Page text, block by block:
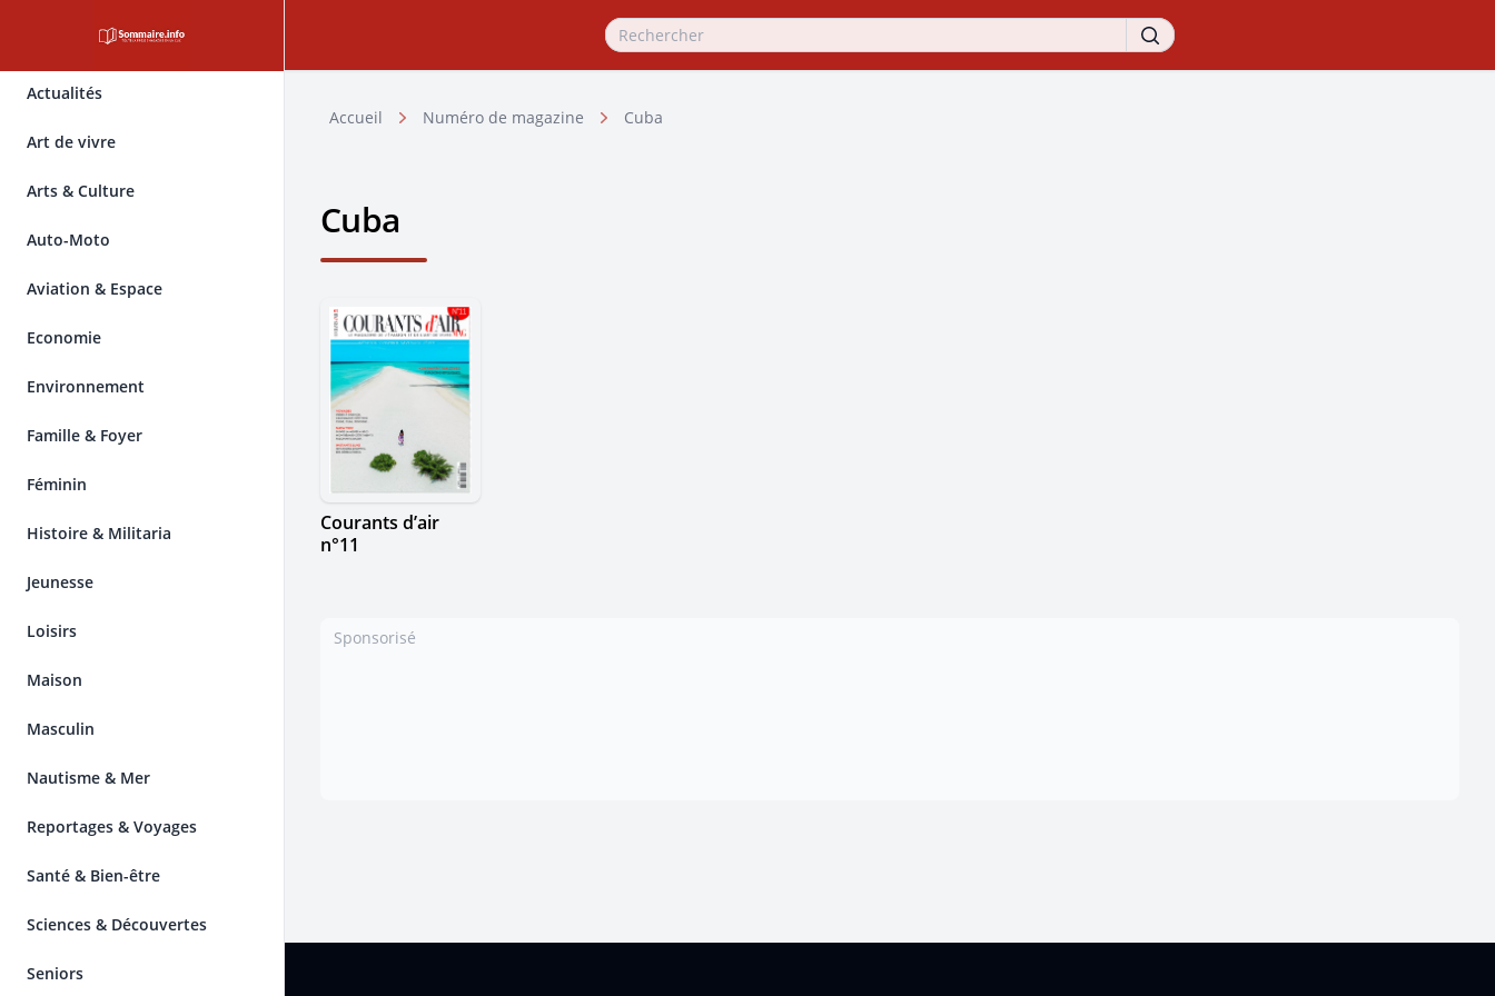
Actualités
Art de vivre
Arts & Culture
Auto-Moto
Aviation & Espace
Economie
Environnement
Famille & Foyer
Féminin
Histoire & Militaria
Jeunesse
Loisirs
Maison
Masculin
Nautisme & Mer
Reportages & Voyages
Santé & Bien-être
Sciences & Découvertes
Seniors
Accueil Numéro de magazine Cuba
Cuba
Courants d’air
n°11
Sponsorisé